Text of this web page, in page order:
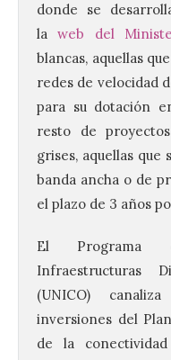
donde se
laweb del
blancas, aquellas
redes de velocidad
para su dotación
resto de
grises, aquellas
banda ancha o de
el plazo de 3 años
El Programa
Infraestructuras
(UNICO)
inversiones del
de la